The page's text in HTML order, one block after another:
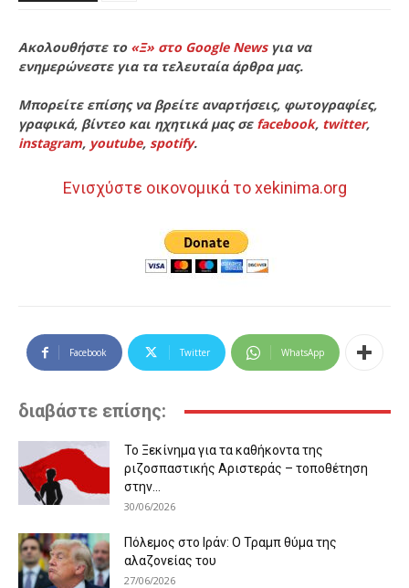
Ακολουθήστε το «Ξ» στο Google Newsγια να
ενημερώνεστε για τα τελευταία άρθρα μας.
Μπορείτε επίσης να βρείτε αναρτήσεις, φωτογραφίες,
γραφικά, βίντεο και ηχητικά μας σε facebook, twitter,
instagram, youtube, spotify.
Ενισχύστε οικονομικά το xekinima.org
Facebook Twitter WhatsApp
διαβάστε επίσης:
Το Ξεκίνημα για τα καθήκοντα της
ριζοσπαστικής Αριστεράς – τοποθέτηση
στην...
30/06/2026
Πόλεμος στο Ιράν: Ο Τραμπ θύμα της
αλαζονείας του
27/06/2026